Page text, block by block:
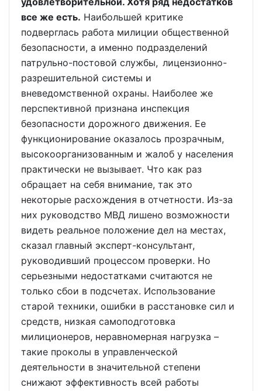
все же есть. Наибольшей критике
подверглась работа милиции общественной
безопасности, а именно подразделений
патрульно-постовой службы, лицензионно-
разрешительной системы и
вневедомственной охраны. Наиболее же
перспективной признана инспекция
безопасности дорожного движения. Ее
функционирование оказалось прозрачным,
высокоорганизованным и жалоб у населения
практически не вызывает. Что как раз
обращает на себя внимание, так это
некоторые расхождения в отчетности. Из-за
них руководство МВД лишено возможности
видеть реальное положение дел на местах,
сказал главный эксперт-консультант,
руководивший процессом проверки. Но
серьезными недостатками считаются не
только сбои в подсчетах. Использование
старой техники, ошибки в расстановке сил и
средств, низкая самоподготовка
милиционеров, неравномерная нагрузка –
такие проколы в управленческой
деятельности в значительной степени
снижают эффективность всей работы